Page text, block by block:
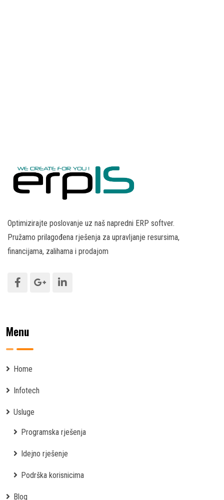
Optimizirajte poslovanje uz naš napredni ERP softver.
Pružamo prilagođena rješenja za upravljanje resursima,
financijama, zalihama i prodajom
Menu
Home
Infotech
Usluge
Programska rješenja
Idejno rješenje
Podrška korisnicima
Blog